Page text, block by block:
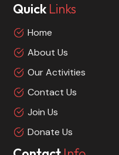
Quick Links
Home
About Us
Our Activities
Contact Us
Join Us
Donate Us